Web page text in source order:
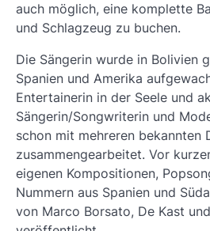
auch möglich, eine komplette
und Schlagzeug zu buchen.
Die Sängerin wurde in Bolivien
Spanien und Amerika
Entertainerin in der Seele und
Sängerin/Songwriterin und
schon mit mehreren bekannten
zusammengearbeitet. Vor
eigenen Kompositionen,
Nummern aus Spanien und
von Marco Borsato, De Kast